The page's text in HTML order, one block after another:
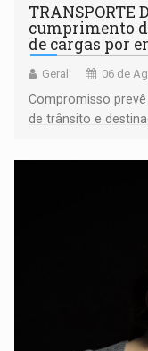
TRANSPORTE
cumprimento
de cargas por
Geral 06 de
Compromisso
de trânsito e